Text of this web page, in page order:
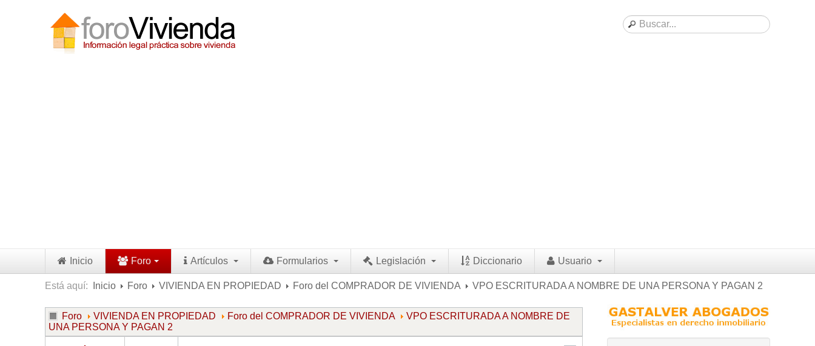
Inicio Foro Artículos Formularios Legislación Diccionario Usuario
Está aquí: Inicio Foro VIVIENDA EN PROPIEDAD Foro del COMPRADOR DE VIVIENDA VPO ESCRITURADA A NOMBRE DE UNA PERSONA Y PAGAN 2
Foro VIVIENDA EN PROPIEDAD Foro del COMPRADOR DE VIVIENDA
VPO ESCRITURADA A NOMBRE DE
UNA PERSONA Y PAGAN 2